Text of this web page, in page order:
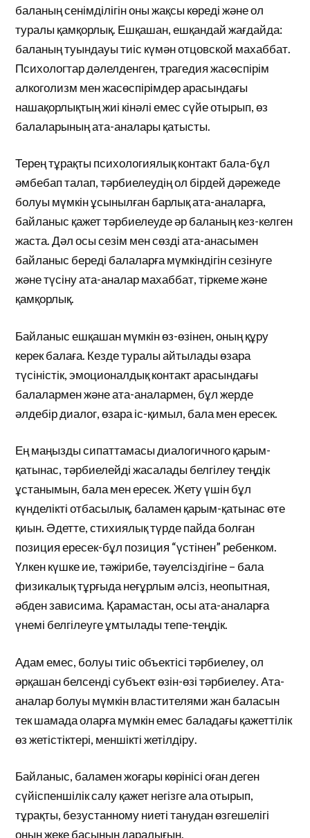
баланың сенімділігін оны жақсы көреді және ол
туралы қамқорлық. Ешқашан, ешқандай жағдайда:
баланың туындауы тиіс күмән отцовской махаббат.
Психологтар дәлелденген, трагедия жасөспірім
алкоголизм мен жасөспірімдер арасындағы
нашақорлықтың жиі кінәлі емес сүйе отырып, өз
балаларының ата-аналары қатысты.
Терең тұрақты психологиялық контакт бала-бұл
әмбебап талап, тәрбиелеудің ол бірдей дәрежеде
болуы мүмкін ұсынылған барлық ата-аналарға,
байланыс қажет тәрбиелеуде әр баланың кез-келген
жаста. Дәл осы сезім мен сөзді ата-анасымен
байланыс береді балаларға мүмкіндігін сезінуге
және түсіну ата-аналар махаббат, тіркеме және
қамқорлық.
Байланыс ешқашан мүмкін өз-өзінен, оның құру
керек балаға. Кезде туралы айтылады өзара
түсіністік, эмоционалдық контакт арасындағы
балалармен және ата-аналармен, бұл жерде
әлдебір диалог, өзара іс-қимыл, бала мен ересек.
Ең маңызды сипаттамасы диалогичного қарым-
қатынас, тәрбиелейді жасалады белгілеу теңдік
ұстанымын, бала мен ересек. Жету үшін бұл
күнделікті отбасылық, баламен қарым-қатынас өте
қиын. Әдетте, стихиялық түрде пайда болған
позиция ересек-бұл позиция “үстінен” ребенком.
Үлкен күшке ие, тәжірибе, тәуелсіздігіне – бала
физикалық тұрғыда неғұрлым әлсіз, неопытная,
әбден зависима. Қарамастан, осы ата-аналарға
үнемі белгілеуге ұмтылады тепе-теңдік.
Адам емес, болуы тиіс объектісі тәрбиелеу, ол
әрқашан белсенді субъект өзін-өзі тәрбиелеу. Ата-
аналар болуы мүмкін властителями жан баласын
тек шамада оларға мүмкін емес баладағы қажеттілік
өз жетістіктері, меншікті жетілдіру.
Байланыс, баламен жоғары көрінісі оған деген
сүйіспеншілік салу қажет негізге ала отырып,
тұрақты, безустанному ниеті танудан өзгешелігі
оның жеке басының даралығын.